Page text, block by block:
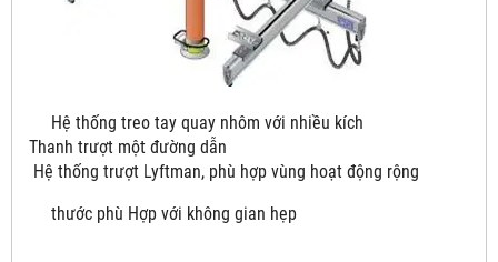
Hệ thống treo tay quay nhôm với nhiều kích
Thanh trượt một đường dẫn
Hệ thống trượt Lyftman, phù hợp vùng hoạt động rộng
thước phù Hợp với không gian hẹp